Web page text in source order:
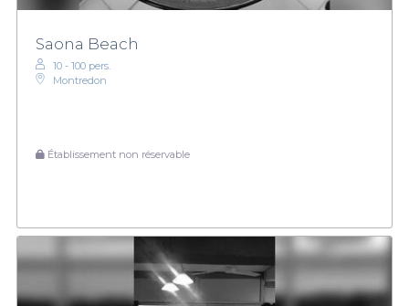
Saona Beach
10 - 100 pers.
Montredon
Établissement non réservable